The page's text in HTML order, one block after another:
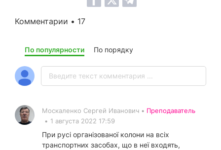
Комментарии • 17
По популярности По порядку
Москаленко Сергей Иванович • Преподаватель
• 1 августа 2022 17:59
При русі організованої колони на всіх
транспортних засобах, що в неї входять,